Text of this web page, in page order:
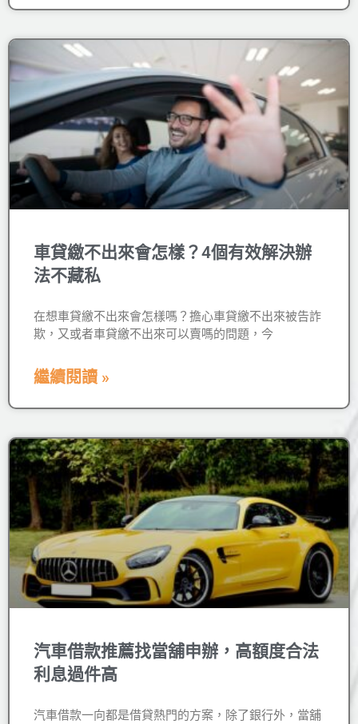
車貸繳不出來會怎樣？4個有效解決辦
法不藏私
在想車貸繳不出來會怎樣嗎？擔心車貸繳不出來被告詐
欺，又或者車貸繳不出來可以賣嗎的問題，今
繼續閱讀 »
汽車借款推薦找當舖申辦，高額度合法
利息過件高
汽車借款一向都是借貸熱門的方案，除了銀行外，當舖